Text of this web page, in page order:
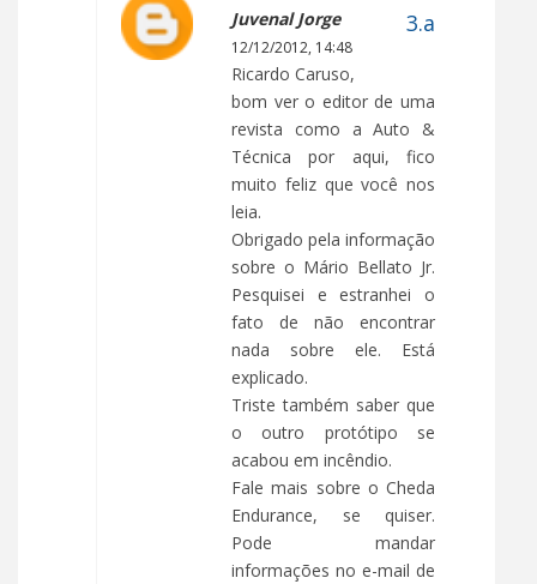
Juvenal Jorge
12/12/2012, 14:48
Ricardo Caruso,
bom ver o editor de uma
revista como a Auto &
Técnica por aqui, fico
muito feliz que você nos
leia.
Obrigado pela informação
sobre o Mário Bellato Jr.
Pesquisei e estranhei o
fato de não encontrar
nada sobre ele. Está
explicado.
Triste também saber que
o outro protótipo se
acabou em incêndio.
Fale mais sobre o Cheda
Endurance, se quiser.
Pode mandar
informações no e-mail de